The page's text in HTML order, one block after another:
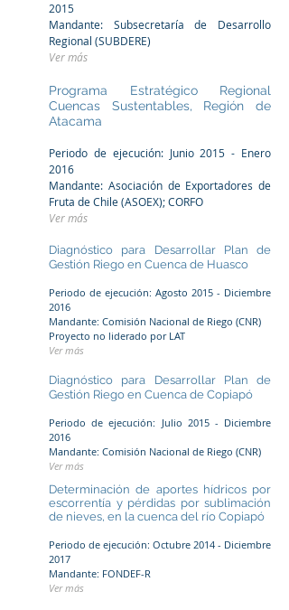
2015
Mandante: Subsecretaría de Desarrollo
Regional (SUBDERE)
Ver más
Programa Estratégico Regional
Cuencas Sustentables, Región de
Atacama
Periodo de ejecución: Junio 2015 - Enero
2016
Mandante: Asociación de Exportadores de
Fruta de Chile (ASOEX); CORFO
Ver más
Diagnóstico para Desarrollar Plan de
Gestión Riego en Cuenca de Huasco
Periodo de ejecución: Agosto 2015 - Diciembre
2016
Mandante: Comisión Nacional de Riego (CNR)
Proyecto no liderado por LAT
Ver más
Diagnóstico para Desarrollar Plan de
Gestión Riego en Cuenca de Copiapó
Periodo de ejecución: Julio 2015 - Diciembre
2016
Mandante: Comisión Nacional de Riego (CNR)
Ver más
Determinación de aportes hídricos por
escorrentía y pérdidas por sublimación
de nieves, en la cuenca del río Copiapó
Periodo de ejecución: Octubre 2014 - Diciembre
2017
Mandante: FONDEF-R
Ver más